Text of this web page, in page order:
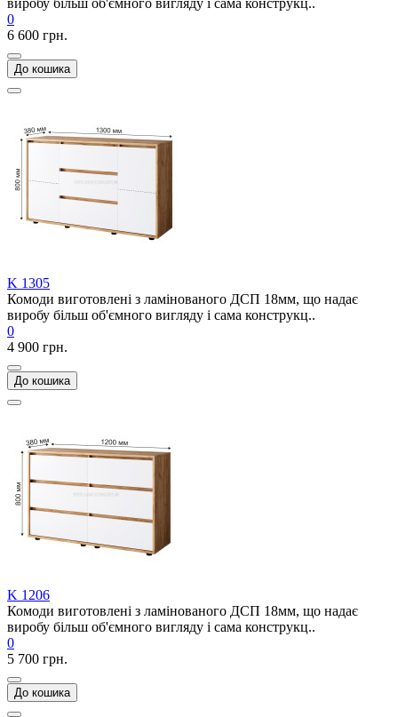
виробу більш об'ємного вигляду і сама конструкц..
0
6 600 грн.
До кошика
K 1305
Комоди виготовлені з ламінованого ДСП 18мм, що надає
виробу більш об'ємного вигляду і сама конструкц..
0
4 900 грн.
До кошика
K 1206
Комоди виготовлені з ламінованого ДСП 18мм, що надає
виробу більш об'ємного вигляду і сама конструкц..
0
5 700 грн.
До кошика